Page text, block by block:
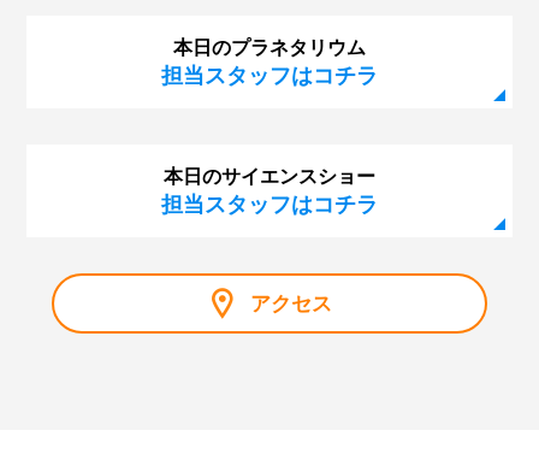
本日のプラネタリウム
担当スタッフはコチラ
本日のサイエンスショー
担当スタッフはコチラ
アクセス